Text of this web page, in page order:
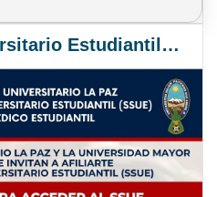
Seguro Social Universitario Estudiantil SSUE